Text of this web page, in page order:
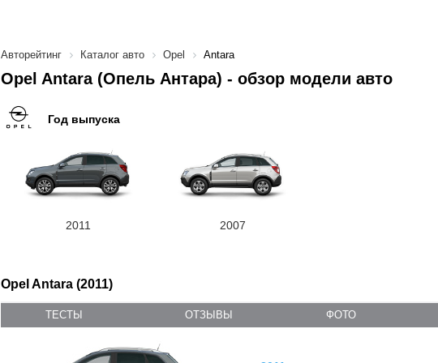
Авторейтинг Каталог авто Opel Antara
Opel Antara (Опель Антара) - обзор модели авто
Год выпуска
2011 2007
Opel Antara (2011)
ТЕСТЫ ОТЗЫВЫ ФОТО